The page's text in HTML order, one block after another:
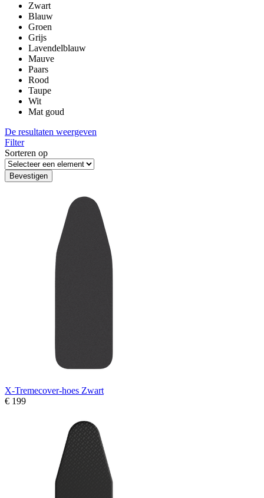
Zwart
Blauw
Groen
Grijs
Lavendelblauw
Mauve
Paars
Rood
Taupe
Wit
Mat goud
De resultaten weergeven
Filter
Sorteren op
Bevestigen
X-Tremecover-hoes Zwart
€ 199